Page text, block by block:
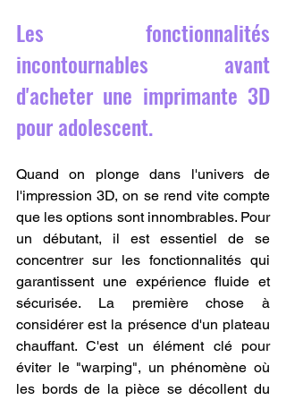
Les fonctionnalités
incontournables avant
d'acheter une imprimante 3D
pour adolescent.
Quand on plonge dans l'univers de
l'impression 3D, on se rend vite compte
que les options sont innombrables. Pour
un débutant, il est essentiel de se
concentrer sur les fonctionnalités qui
garantissent une expérience fluide et
sécurisée. La première chose à
considérer est la présence d'un plateau
chauffant. C'est un élément clé pour
éviter le "warping", un phénomène où
les bords de la pièce se décollent du